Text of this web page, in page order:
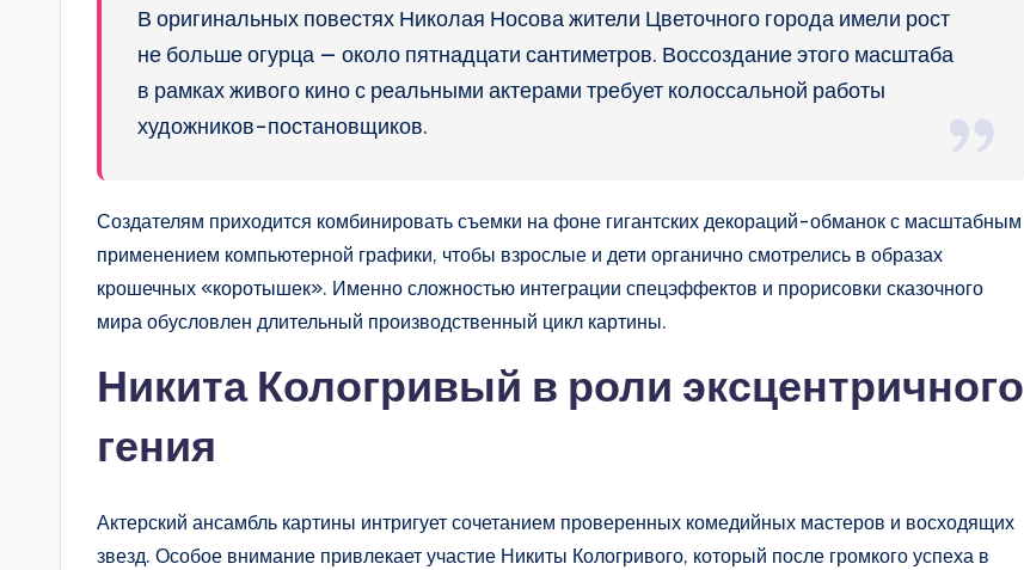
В оригинальных повестях Николая Носова жители Цветочного города имели рост
не больше огурца — около пятнадцати сантиметров. Воссоздание этого масштаба
в рамках живого кино с реальными актерами требует колоссальной работы
художников-постановщиков.
Создателям приходится комбинировать съемки на фоне гигантских декораций-обманок с масштабным
применением компьютерной графики, чтобы взрослые и дети органично смотрелись в образах
крошечных «коротышек». Именно сложностью интеграции спецэффектов и прорисовки сказочного
мира обусловлен длительный производственный цикл картины.
Никита Кологривый в роли эксцентричного
гения
Актерский ансамбль картины интригует сочетанием проверенных комедийных мастеров и восходящих
звезд. Особое внимание привлекает участие Никиты Кологривого, который после громкого успеха в